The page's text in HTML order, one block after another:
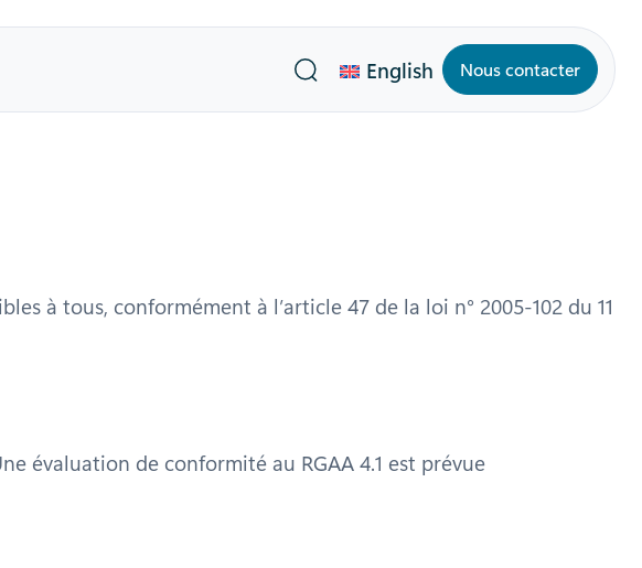
English Nous contacter
à tous, conformément à l’article 47 de la loi n° 2005-102 du 11
évaluation de conformité au RGAA 4.1 est prévue